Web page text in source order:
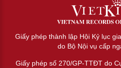
Giấy phép thành lập Hội Kỷ lục
do Bộ Nội vụ cấp
Giấy phép số 270/GP-TTĐT do